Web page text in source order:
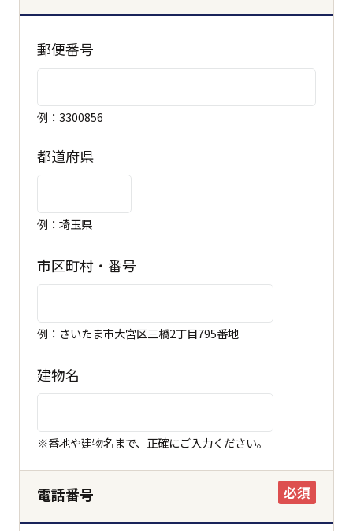
市区町村
郵便番号
例：3300856
都道府県
例：埼玉県
市区町村・番号
例：さいたま市大宮区三橋2丁目795番地
建物名
※番地や建物名まで、正確にご入力ください。
電話番号 必須